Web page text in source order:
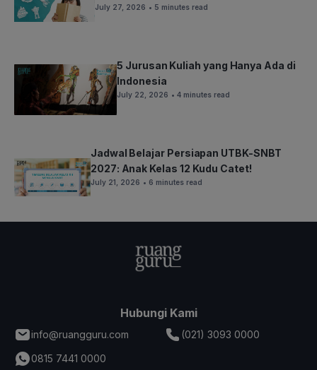
July 27, 2026 • 5 minutes read
5 Jurusan Kuliah yang Hanya Ada di
Indonesia
July 22, 2026 • 4 minutes read
Jadwal Belajar Persiapan UTBK-SNBT
2027: Anak Kelas 12 Kudu Catet!
July 21, 2026 • 6 minutes read
Hubungi Kami
info@ruangguru.com
(021) 3093 0000
0815 7441 0000